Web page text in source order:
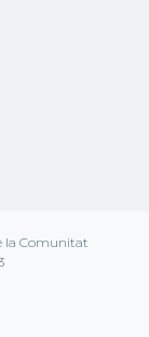
la Comunitat